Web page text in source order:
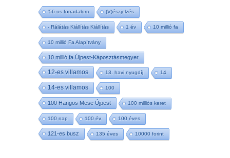
'56-os forradalom (V)észjelzés
- Rálátás Kiállítás Kiállítás 1 év 10 millió fa
10 millió Fa Alapítvány
10 millió fa Újpest-Káposztásmegyer
12-es villamos 13. havi nyugdíj 14
14-es villamos 100
100 Hangos Mese Újpest 100 milliós keret
100 nap 100 év 100 éves
121-es busz 135 éves 10000 forint